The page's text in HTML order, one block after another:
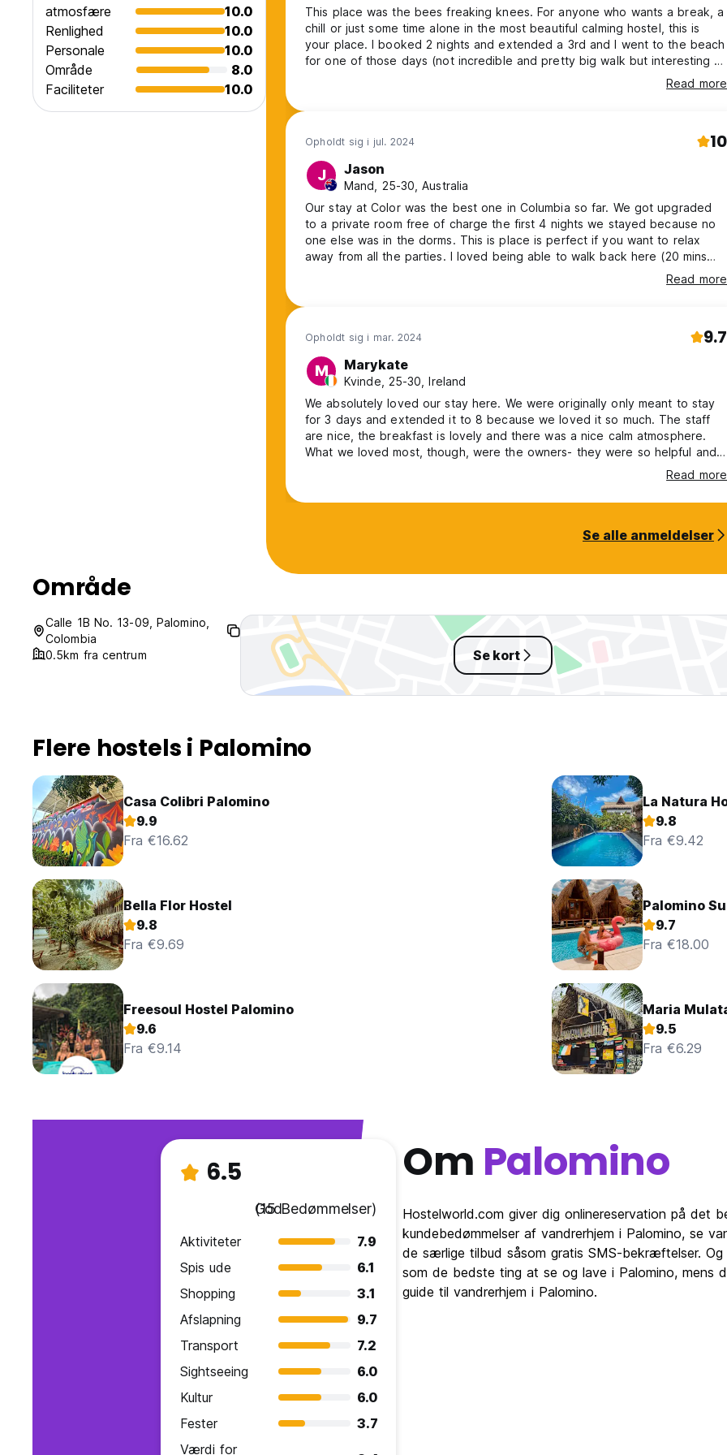
atmosfære
10.0
Renlighed
10.0
Personale
10.0
Område
8.0
Faciliteter
10.0
This place was the bees freaking knees. For anyone who wants a break, a
chill or just some time alone in the most beautiful calming hostel, this is
your place. I booked 2 nights and extended a 3rd and I went to the beach
for one of those days (not incredible and pretty big walk but interesting to
see) and sat by the pool & listened to my book. While I was sitting by the
pool I even spotted monkeys in the trees! The food is incredible too.
Read more
Opholdt sig i jul. 2024 10
J Jason
Mand, 25-30, Australia
Our stay at Color was the best one in Columbia so far. We got upgraded
to a private room free of charge the first 4 nights we stayed because no
one else was in the dorms. This is place is perfect if you want to relax
away from all the parties. I loved being able to walk back here (20 mins
from the beach) for it to be super quiet. The pool and the restaurant are
Read more
Opholdt sig i mar. 2024 9.7
M Marykate
Kvinde, 25-30, Ireland
We absolutely loved our stay here. We were originally only meant to stay
for 3 days and extended it to 8 because we loved it so much. The staff
are nice, the breakfast is lovely and there was a nice calm atmosphere.
What we loved most, though, were the owners- they were so helpful and
welcoming and made us feel right at home. We would highly recommend
Read more
Se alle anmeldelser
Område
Calle 1B No. 13-09, Palomino,
Colombia
0.5km fra centrum
Se kort
Flere hostels i Palomino
Casa Colibri Palomino
9.9
Fra €16.62
La Natura
9.8
Fra €9.42
Bella Flor Hostel
9.8
Fra €9.69
Palomino
9.7
Fra €18.00
Freesoul Hostel Palomino
9.6
Fra €9.14
Maria
9.5
Fra €6.29
6.5
God
(15 Bedømmelser)
Aktiviteter
7.9
Spis ude
6.1
Shopping
3.1
Afslapning
9.7
Transport
7.2
Sightseeing
6.0
Kultur
6.0
Fester
3.7
Værdi for
Om Palomino
Hostelworld.com giver dig onlinereservation på det
kundebedømmelser af vandrerhjem i Palomino, se
de særlige tilbud såsom gratis SMS-bekræftelser.
som de bedste ting at se og lave i Palomino, mens
guide til vandrerhjem i Palomino.